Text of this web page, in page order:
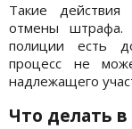
Такие действия
отмены
полиции есть
процесс не
надлежащего
Что делать